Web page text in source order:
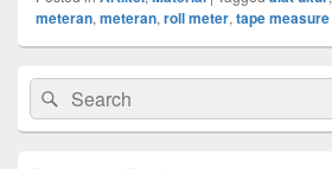
c
e
b
o
tt
er
ar
e
meteran, meteran, roll meter, tape measure
Primary
Sidebar
Widget
Area
Search
for:
Search